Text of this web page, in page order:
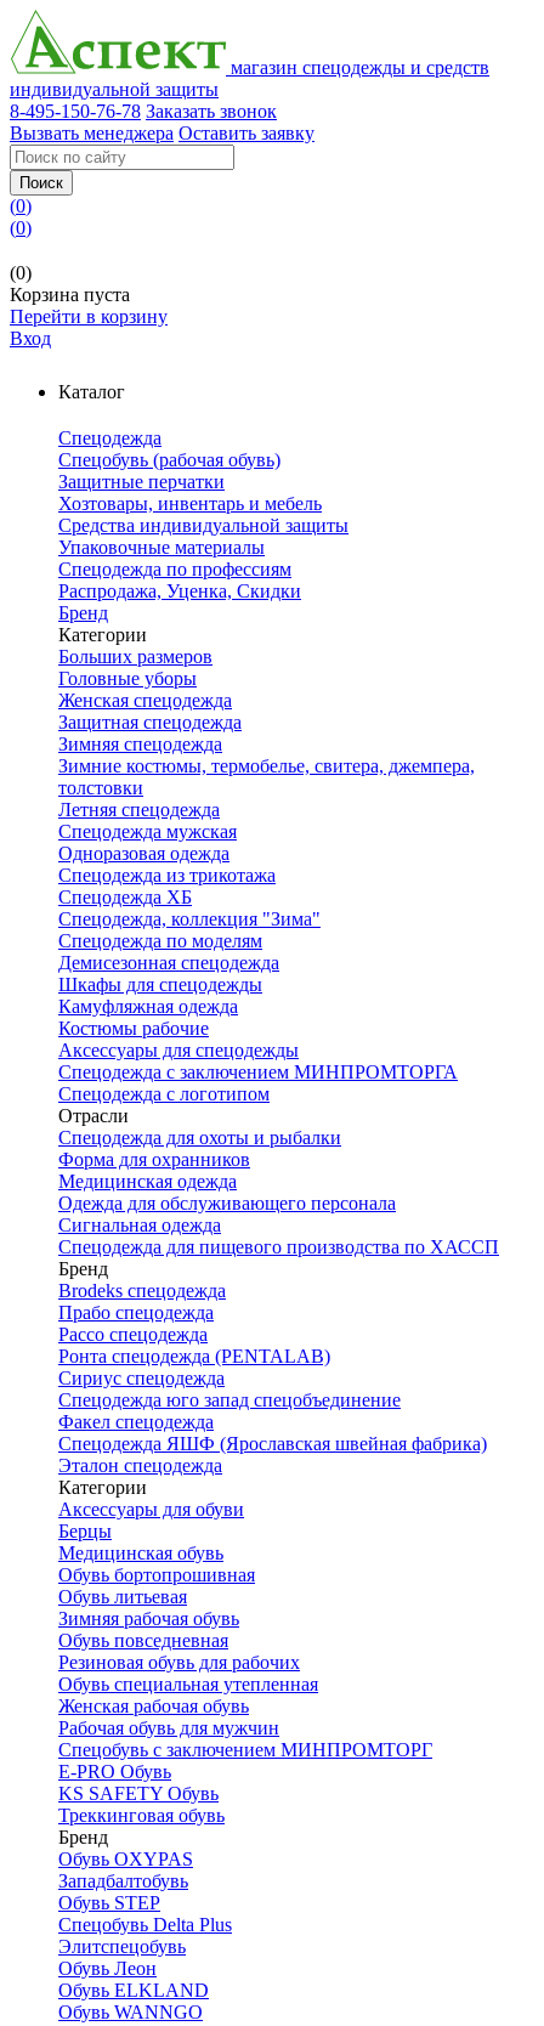
магазин спецодежды и средств
индивидуальной защиты
8-495-150-76-78 Заказать звонок
Вызвать менеджера Оставить заявку
Поиск
(0)
(0)
(0)
Корзина пуста
Перейти в корзину
Вход
Каталог
Спецодежда
Спецобувь (рабочая обувь)
Защитные перчатки
Хозтовары, инвентарь и мебель
Средства индивидуальной защиты
Упаковочные материалы
Спецодежда по профессиям
Распродажа, Уценка, Скидки
Бренд
Категории
Больших размеров
Головные уборы
Женская спецодежда
Защитная спецодежда
Зимняя спецодежда
Зимние костюмы, термобелье, свитера, джемпера,
толстовки
Летняя спецодежда
Спецодежда мужская
Одноразовая одежда
Спецодежда из трикотажа
Спецодежда ХБ
Спецодежда, коллекция "Зима"
Спецодежда по моделям
Демисезонная спецодежда
Шкафы для спецодежды
Камуфляжная одежда
Костюмы рабочие
Аксессуары для спецодежды
Спецодежда с заключением МИНПРОМТОРГА
Спецодежда с логотипом
Отрасли
Спецодежда для охоты и рыбалки
Форма для охранников
Медицинская одежда
Одежда для обслуживающего персонала
Сигнальная одежда
Спецодежда для пищевого производства по ХАССП
Бренд
Brodeks спецодежда
Прабо спецодежда
Рассо спецодежда
Ронта спецодежда (PENTALAB)
Сириус спецодежда
Спецодежда юго запад спецобъединение
Факел спецодежда
Спецодежда ЯШФ (Ярославская швейная фабрика)
Эталон спецодежда
Категории
Аксессуары для обуви
Берцы
Медицинская обувь
Обувь бортопрошивная
Обувь литьевая
Зимняя рабочая обувь
Обувь повседневная
Резиновая обувь для рабочих
Обувь специальная утепленная
Женская рабочая обувь
Рабочая обувь для мужчин
Спецобувь с заключением МИНПРОМТОРГ
E-PRO Обувь
KS SAFETY Обувь
Треккинговая обувь
Бренд
Обувь OXYPAS
Западбалтобувь
Обувь STEP
Спецобувь Delta Plus
Элитспецобувь
Обувь Леон
Обувь ELKLAND
Обувь WANNGO